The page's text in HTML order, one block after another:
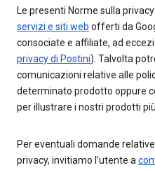
Le presenti Norme sulla
servizi e siti web offerti da
consociate e affiliate, ad
privacy di Postini). Talvolta
comunicazioni relative alle
determinato prodotto oppure
per illustrare i nostri prodotti
Per eventuali domande
privacy, invitiamo l’utente a